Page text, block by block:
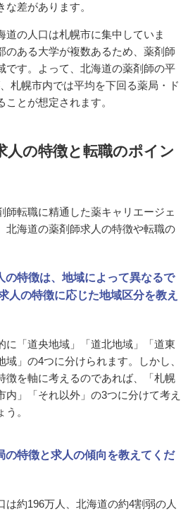
な差があります。
道の人口は札幌市に集中していま
のある大学が複数あるため、薬剤師
です。よって、北海道の薬剤師の平
札幌市内では平均を下回る薬局・ド
とが想定されます。
人の特徴と転職のポイン
師転職に精通した薬キャリエージェ
北海道の薬剤師求人の特徴や転職の
の特徴は、地域によって異なるで
人の特徴に応じた地域区分を教え
に「道央地域」「道北地域」「道東
域」の4つに分けられます。しかし、
徴を軸に考えるのであれば、「札幌
内」「それ以外」の3つに分けて考え
。
の特徴と求人の傾向を教えてくだ
は約196万人、北海道の約4割弱の人